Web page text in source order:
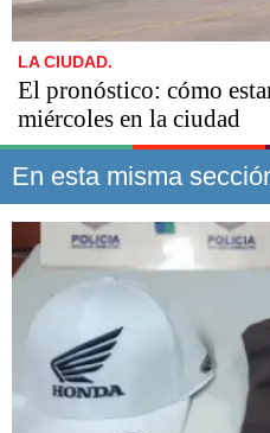
LA CIUDAD.
El pronóstico: cómo
miércoles en la ciudad
En esta misma